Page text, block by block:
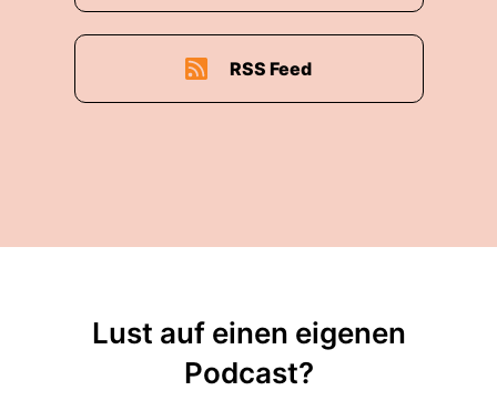
RSS Feed
Lust auf einen eigenen
Podcast?